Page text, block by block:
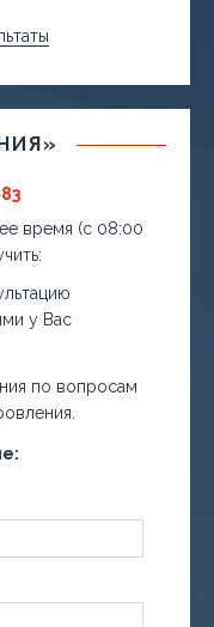
время (с 08:00
у Вас
по вопросам